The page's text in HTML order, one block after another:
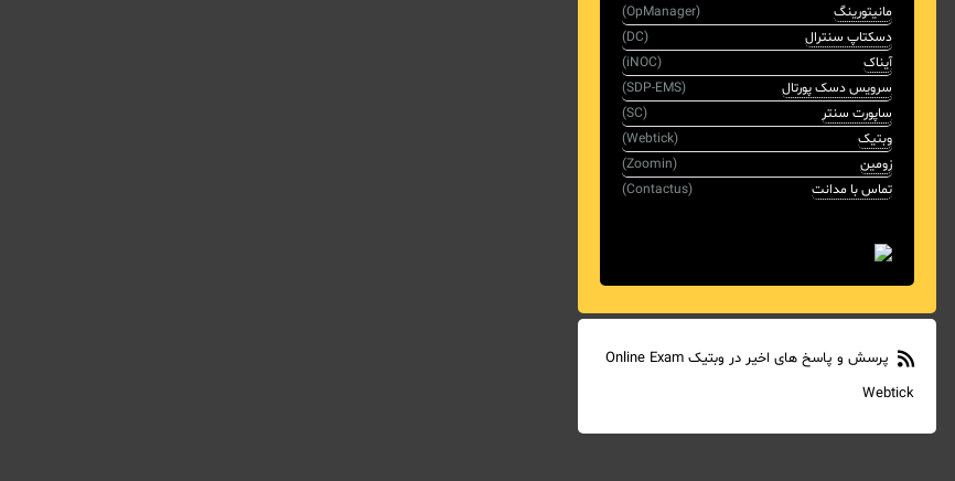
مانیتورینگ
(OpManager)
دسکتاپ سنترال
(DC)
آیناک
(iNOC)
سرویس دسک پورتال
(SDP-EMS)
ساپورت سنتر
(SC)
وبتیک
(Webtick)
زومین
(Zoomin)
تماس با مدانت
(Contactus)
پرسش و پاسخ های اخیر در وبتیک Online Exam
Webtick